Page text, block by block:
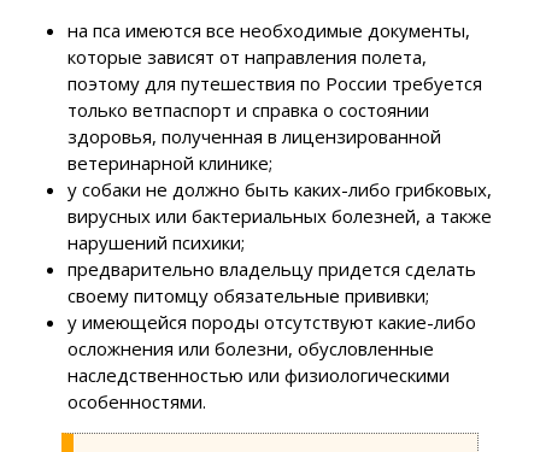
на пса имеются все необходимые документы,
которые зависят от направления полета,
поэтому для путешествия по России требуется
только ветпаспорт и справка о состоянии
здоровья, полученная в лицензированной
ветеринарной клинике;
у собаки не должно быть каких-либо грибковых,
вирусных или бактериальных болезней, а также
нарушений психики;
предварительно владельцу придется сделать
своему питомцу обязательные прививки;
у имеющейся породы отсутствуют какие-либо
осложнения или болезни, обусловленные
наследственностью или физиологическими
особенностями.